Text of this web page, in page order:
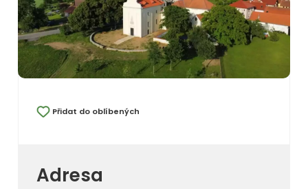
Přidat do oblíbených
Adresa